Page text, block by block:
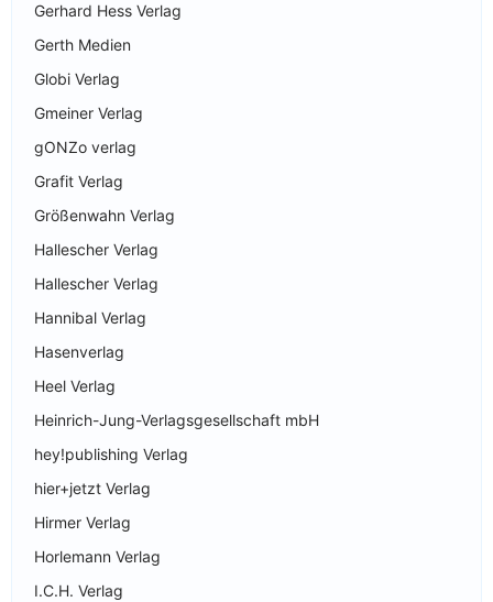
Gerhard Hess Verlag
Gerth Medien
Globi Verlag
Gmeiner Verlag
gONZo verlag
Grafit Verlag
Größenwahn Verlag
Hallescher Verlag
Hallescher Verlag
Hannibal Verlag
Hasenverlag
Heel Verlag
Heinrich-Jung-Verlagsgesellschaft mbH
hey!publishing Verlag
hier+jetzt Verlag
Hirmer Verlag
Horlemann Verlag
I.C.H. Verlag